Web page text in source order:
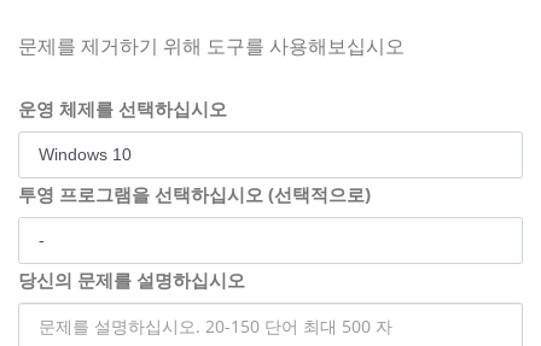
문제를 제거하기 위해 도구를 사용해보십시오
운영 체제를 선택하십시오
투영 프로그램을 선택하십시오 (선택적으로)
당신의 문제를 설명하십시오